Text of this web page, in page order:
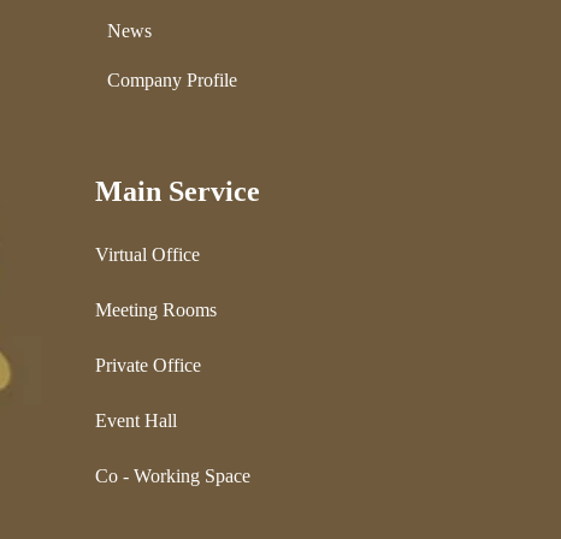
News
Company Profile
Main Service
Virtual Office
Meeting Rooms
Private Office
Event Hall
Co - Working Space